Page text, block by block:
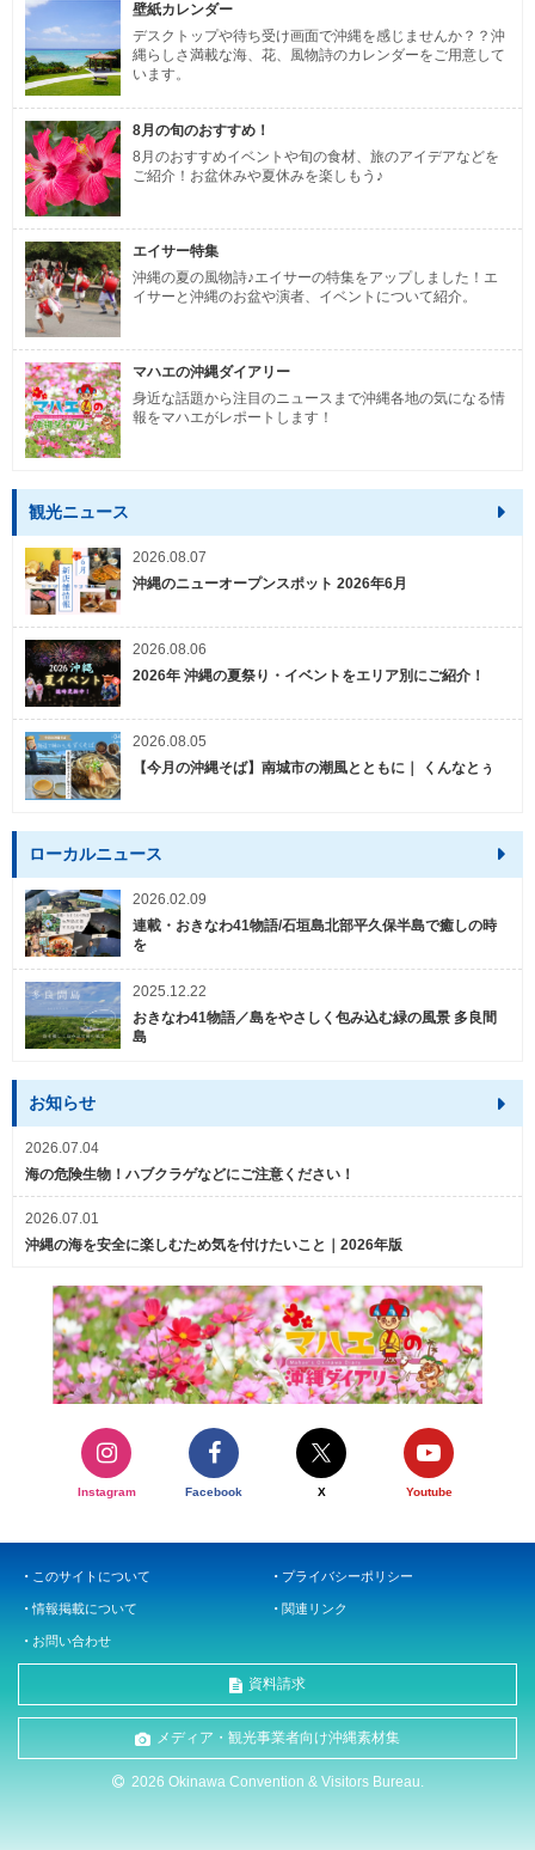
壁紙カレンダー
デスクトップや待ち受け画面で沖縄を感じませんか？？沖
縄らしさ満載な海、花、風物詩のカレンダーをご用意して
います。
8月の旬のおすすめ！
8月のおすすめイベントや旬の食材、旅のアイデアなどを
ご紹介！お盆休みや夏休みを楽しもう♪
エイサー特集
沖縄の夏の風物詩♪エイサーの特集をアップしました！エ
イサーと沖縄のお盆や演者、イベントについて紹介。
マハエの沖縄ダイアリー
身近な話題から注目のニュースまで沖縄各地の気になる情
報をマハエがレポートします！
観光ニュース
2026.08.07
沖縄のニューオープンスポット 2026年6月
2026.08.06
2026年 沖縄の夏祭り・イベントをエリア別にご紹介！
2026.08.05
【今月の沖縄そば】南城市の潮風とともに｜ くんなとぅ
ローカルニュース
2026.02.09
連載・おきなわ41物語/石垣島北部平久保半島で癒しの時
を
2025.12.22
おきなわ41物語／島をやさしく包み込む緑の風景 多良間
島
お知らせ
2026.07.04
海の危険生物！ハブクラゲなどにご注意ください！
2026.07.01
沖縄の海を安全に楽しむため気を付けたいこと｜2026年版
Instagram Facebook X Youtube
このサイトについて プライバシーポリシー
情報掲載について 関連リンク
お問い合わせ
資料請求
メディア・観光事業者向け沖縄素材集
2026 Okinawa Convention & Visitors Bureau.